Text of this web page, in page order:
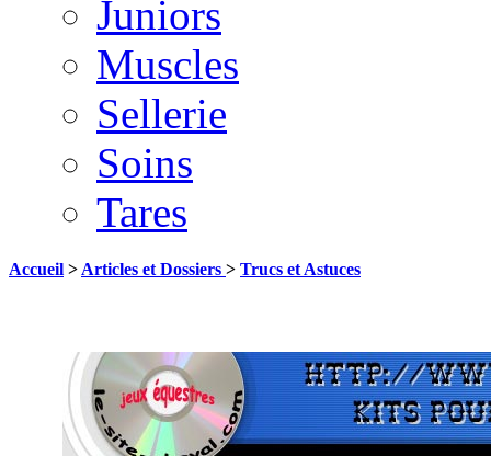
Juniors
Muscles
Sellerie
Soins
Tares
Accueil > Articles et Dossiers > Trucs et Astuces